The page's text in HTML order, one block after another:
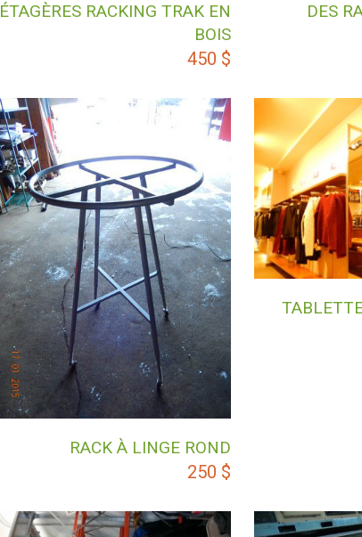
ÉTAGÈRES RACKING TRAK EN
BOIS
450 $
DES
RACK À LINGE ROND
250 $